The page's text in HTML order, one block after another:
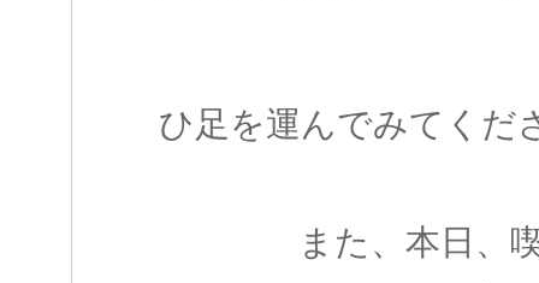
ひ足を運んでみてくだ
また、本日、